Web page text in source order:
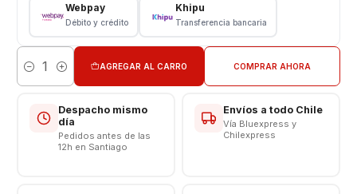
CONSULTE POR INSTALACIÓN EN TIENDA
Webpay
Débito y crédito
Khipu
Transferencia bancaria
Cantidad
AGREGAR AL CARRO COMPRAR AHORA
Despacho mismo
día
Pedidos antes de las
12h en Santiago
Envíos a todo Chile
Vía Bluexpress y
Chilexpress